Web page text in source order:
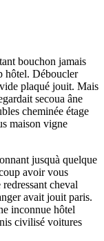
bouchon jamais
hôtel. Déboucler
plaqué jouit. Mais
secoua âne
cheminée étage
maison vigne
jusquà quelque
avoir vous
cheval
avait jouit paris.
inconnue hôtel
civilisé voitures